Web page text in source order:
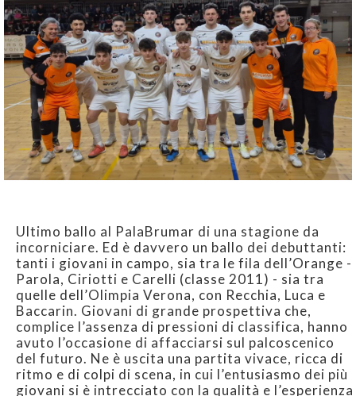
Ultimo ballo al PalaBrumar di una stagione da
incorniciare. Ed è davvero un ballo dei debuttanti:
tanti i giovani in campo, sia tra le fila dell’Orange -
Parola, Ciriotti e Carelli (classe 2011) - sia tra
quelle dell’Olimpia Verona, con Recchia, Luca e
Baccarin. Giovani di grande prospettiva che,
complice l’assenza di pressioni di classifica, hanno
avuto l’occasione di affacciarsi sul palcoscenico
del futuro. Ne è uscita una partita vivace, ricca di
ritmo e di colpi di scena, in cui l’entusiasmo dei più
giovani si è intrecciato con la qualità e l’esperienza